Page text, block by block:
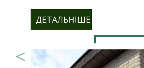
ДЕТАЛЬНІШЕ